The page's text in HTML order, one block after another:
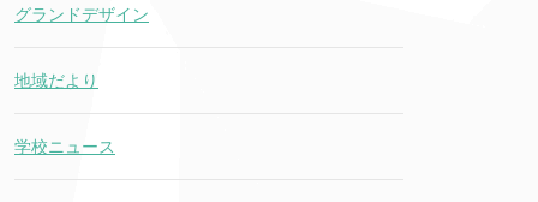
グランドデザイン
地域だより
学校ニュース